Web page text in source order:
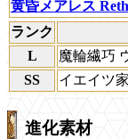
黄昏メアレス
ランク
L
魔輪繊巧
SS
イエイツ
進化素材